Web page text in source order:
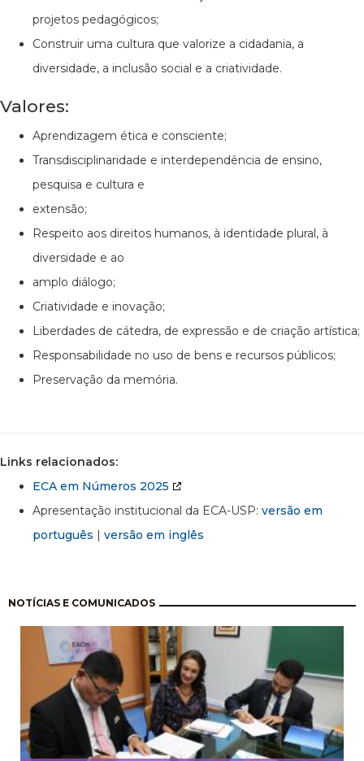
projetos pedagógicos;
Construir uma cultura que valorize a cidadania, a
diversidade, a inclusão social e a criatividade.
Valores:
Aprendizagem ética e consciente;
Transdisciplinaridade e interdependência de ensino,
pesquisa e cultura e
extensão;
Respeito aos direitos humanos, à identidade plural, à
diversidade e ao
amplo diálogo;
Criatividade e inovação;
Liberdades de cátedra, de expressão e de criação artística;
Responsabilidade no uso de bens e recursos públicos;
Preservação da memória.
Links relacionados:
ECA em Números 2025
Apresentação institucional da ECA-USP: versão em
português | versão em inglês
NOTÍCIAS E COMUNICADOS
Paginação